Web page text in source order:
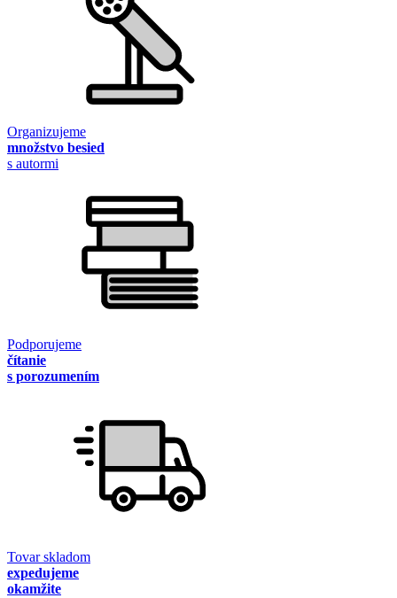
Organizujeme
množstvo besied
s autormi
Podporujeme
čítanie
s porozumením
Tovar skladom
expedujeme
okamžite